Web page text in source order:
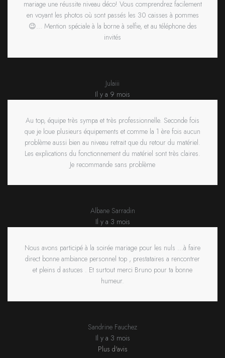
mariage une réussite niveau déco! Vous comprendrez facilement
en voyant les photos où sont passés les 30 caisses à pommes
😉… Mention spéciale à la borne à selfie, et au téléphone des
invités
Julaiii
Il y a 9 mois
Au top, équipe très sympa et très professionnelle. Seconde fois
que je loue plusieurs équipements et comme la 1 ère fois aucun
problème aussi bien au niveau retrait que du retour du matériel.
Les explications du fonctionnement du matériel sont très claires.
Je recommande sans problème
Albane Sarradin
Il y a 3 mois
Nous avons participé à la soirée mariage pour les nuls ...à faire
direct bonne ambiance personnel top , prestataires a rencontrer
et pleins d astuces . Et surtout merci Bruno pour ta bonne
humeur.
Sandrine Fauchez
Il y a 3 mois
Plus d'avis